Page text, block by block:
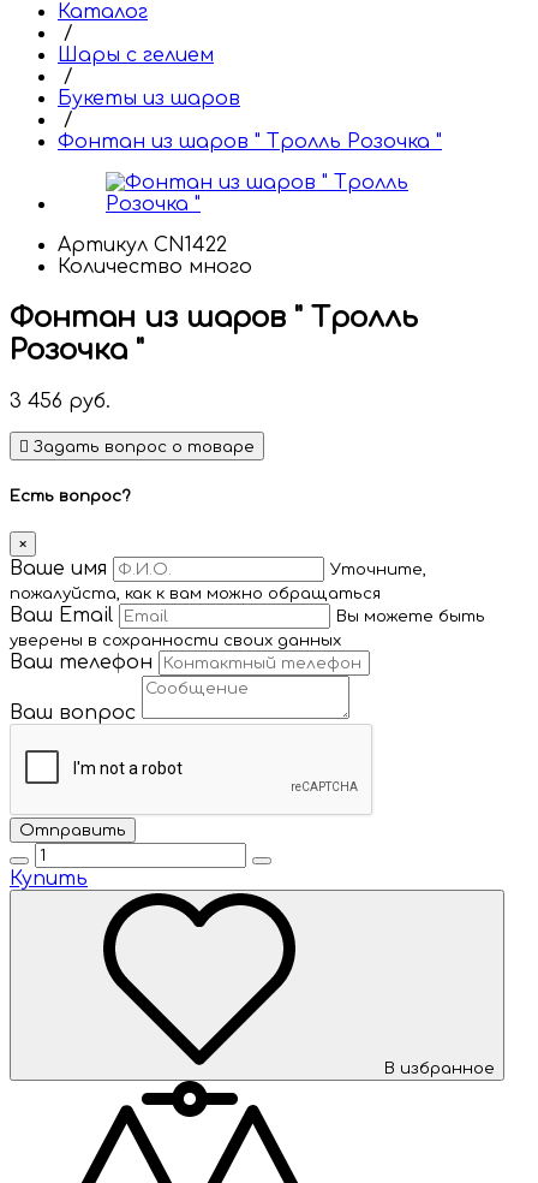
Каталог
/
Шары с гелием
/
Букеты из шаров
/
Фонтан из шаров " Тролль Розочка "
Артикул CN1422
Количество много
Фонтан из шаров " Тролль
Розочка "
3 456 руб.
Задать вопрос о товаре
Есть вопрос?
×
Ваше имя
Уточните,
пожалуйста, как к вам можно обращаться
Ваш Email
Вы можете быть
уверены в сохранности своих данных
Ваш телефон
Ваш вопрос
Купить
В избранное